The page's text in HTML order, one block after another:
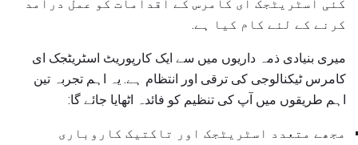
کئی اسٹریٹجک ای کامرس کے اقدامات کو عمل درآمد
کرنے کے لئے کام کیا ہے.
میری بنیادی ذمہ داریوں میں سے ایک کارپوریٹ اسٹریٹجک ای
کامرس ٹیکنالوجی کی ترقی اور انتظام ہے. یہ اہم تجربہ تین
اہم طریقوں میں آپ کی تنظیم کو فائدہ اٹھایا جائے گا:
مجھے متعدد اسٹریٹجک اور تاکتیک کاروباری